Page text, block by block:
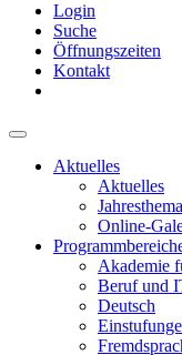
Login
Suche
Öffnungszeiten
Kontakt
Aktuelles
Aktuelles
Jahresthema
Online-
Akademie
Beruf und
Deutsch